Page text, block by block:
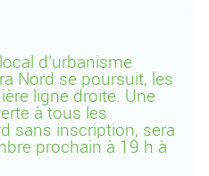
d’urbanisme
Nord se poursuit, les
ligne droite. Une
à tous les
sans inscription, sera
prochain à 19 h à